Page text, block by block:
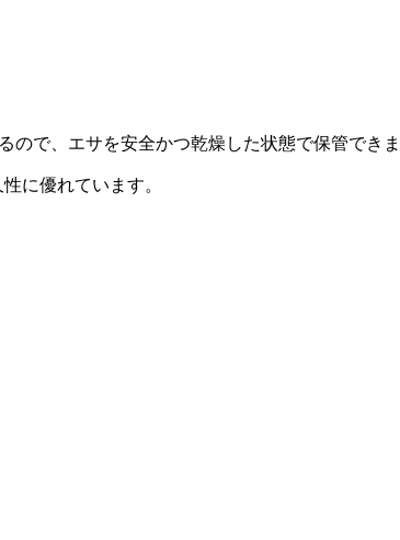
ので、エサを安全かつ乾燥した状態で保管でき
に優れています。